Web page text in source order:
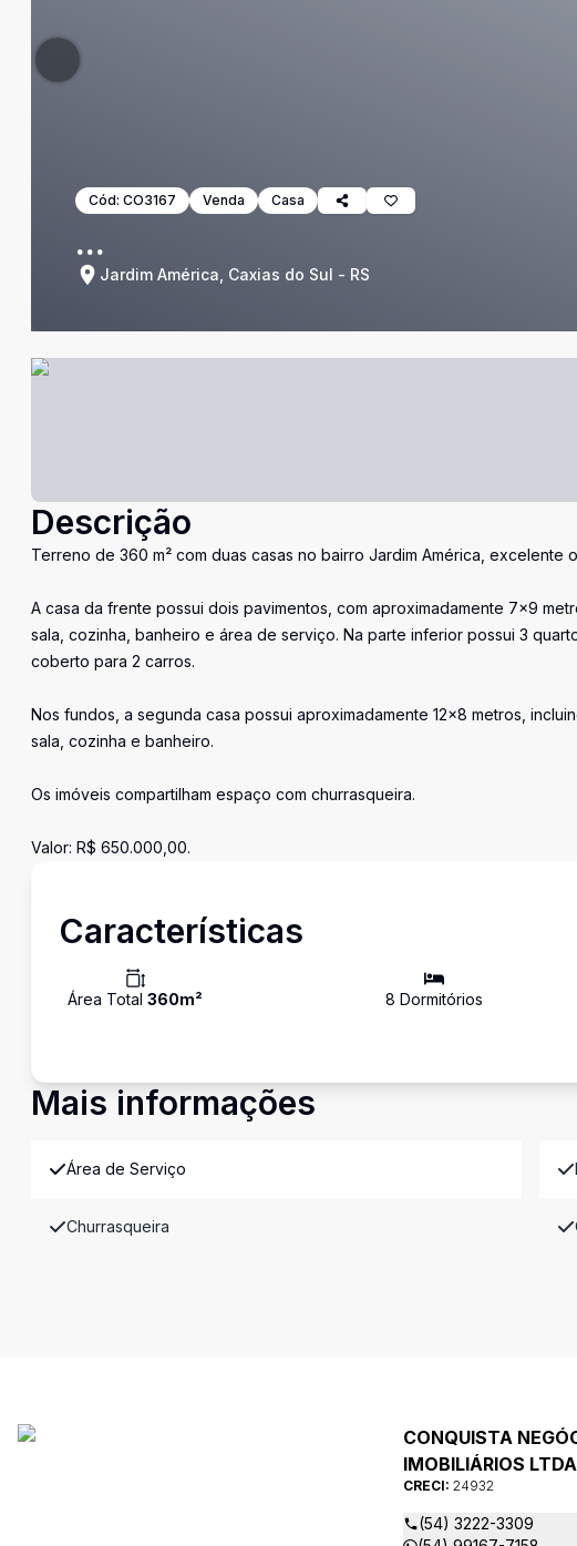
Cód: CO3167 Venda Casa
...
Jardim América, Caxias do Sul - RS
Descrição
Terreno de 360 m² com duas casas no bairro Jardim América, excelente
A casa da frente possui dois pavimentos, com aproximadamente 7x9
sala, cozinha, banheiro e área de serviço. Na parte inferior possui 3
coberto para 2 carros.
Nos fundos, a segunda casa possui aproximadamente 12x8 metros,
sala, cozinha e banheiro.
Os imóveis compartilham espaço com churrasqueira.
Valor: R$ 650.000,00.
Características
Área Total 360m² 8 Dormitórios
Mais informações
Área de Serviço
Churrasqueira
CONQUISTA
IMOBILIÁRIOS LTDA
CRECI: 24932
(54) 3222-3309